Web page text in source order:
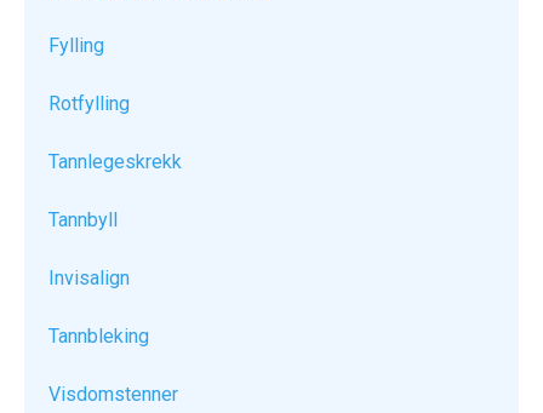
Fylling
Rotfylling
Tannlegeskrekk
Tannbyll
Invisalign
Tannbleking
Visdomstenner